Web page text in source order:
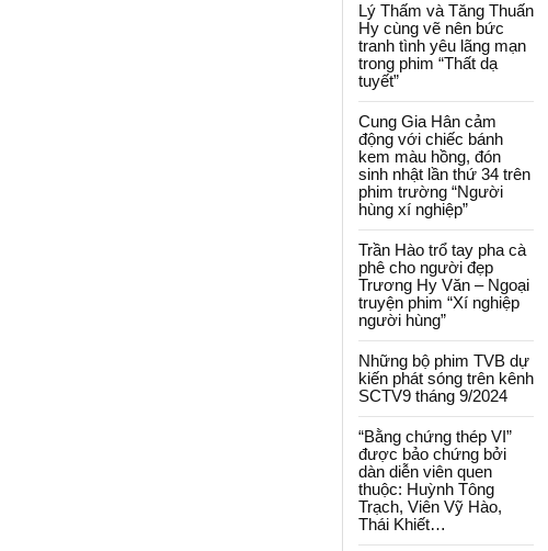
Lý Thấm và Tăng Thuấn
Hy cùng vẽ nên bức
tranh tình yêu lãng mạn
trong phim “Thất dạ
tuyết”
Cung Gia Hân cảm
động với chiếc bánh
kem màu hồng, đón
sinh nhật lần thứ 34 trên
phim trường “Người
hùng xí nghiệp”
Trần Hào trổ tay pha cà
phê cho người đẹp
Trương Hy Văn – Ngoại
truyện phim “Xí nghiệp
người hùng”
Những bộ phim TVB dự
kiến phát sóng trên kênh
SCTV9 tháng 9/2024
“Bằng chứng thép VI”
được bảo chứng bởi
dàn diễn viên quen
thuộc: Huỳnh Tông
Trạch, Viên Vỹ Hào,
Thái Khiết…